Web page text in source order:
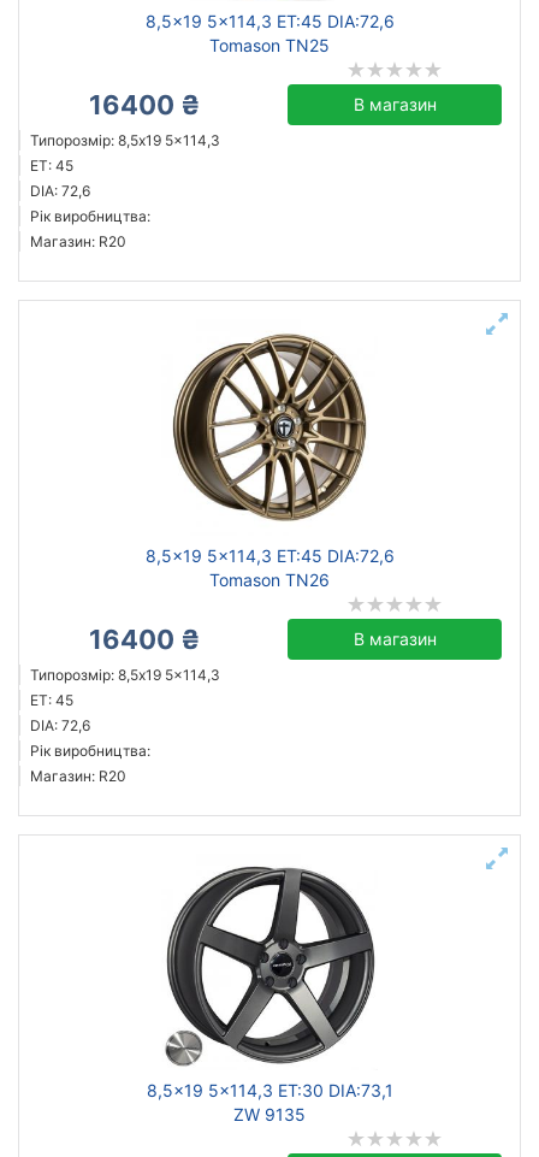
8,5x19 5x114,3 ET:45 DIA:72,6
Tomason TN25
16400 ₴ В магазин
Типорозмір: 8,5x19 5x114,3
ET: 45
DIA: 72,6
Рік виробництва:
Магазин: R20
8,5x19 5x114,3 ET:45 DIA:72,6
Tomason TN26
16400 ₴ В магазин
Типорозмір: 8,5x19 5x114,3
ET: 45
DIA: 72,6
Рік виробництва:
Магазин: R20
8,5x19 5x114,3 ET:30 DIA:73,1
ZW 9135